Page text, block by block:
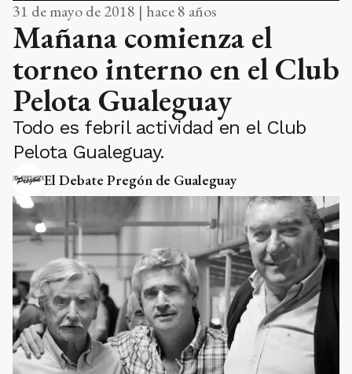
31 de mayo de 2018 | hace 8 años
Mañana comienza el
torneo interno en el Club
Pelota Gualeguay
Todo es febril actividad en el Club
Pelota Gualeguay.
El Debate Pregón de Gualeguay